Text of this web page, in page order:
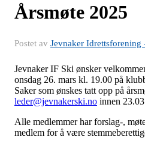
Årsmøte 2025
Postet av Jevnaker Idrettsforening
Jevnaker IF Ski ønsker
onsdag 26. mars kl. 19.00 på
Saker som ønskes tatt opp på
leder@jevnakerski.no innen
Alle medlemmer har forslag-,
medlem for å være